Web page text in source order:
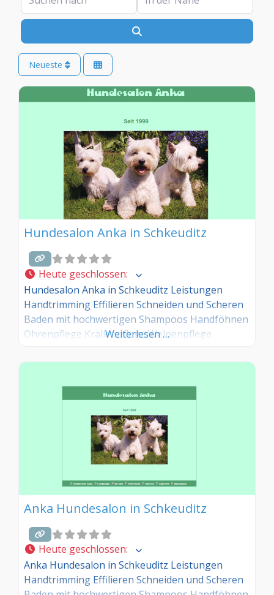
Neueste
Hundesalon Anka in Schkeuditz
Heute geschlossen:
Hundesalon Anka in Schkeuditz Leistungen
Handtrimming Effilieren Schneiden und Scheren
Baden mit hochwertigen Shampoos Handföhnen
Ohrenpflege Krallenpflege Welpenpflege
Weiterlesen …
Anka Hundesalon in Schkeuditz
Heute geschlossen:
Anka Hundesalon in Schkeuditz Leistungen
Handtrimming Effilieren Schneiden und Scheren